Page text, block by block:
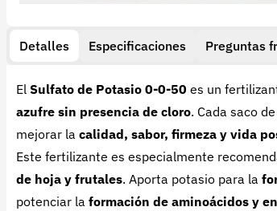
Detalles Especificaciones Preguntas
El Sulfato de Potasio 0-0-50 es un
azufre sin presencia de cloro. Cada saco de
mejorar la calidad, sabor, firmeza y vida
Este fertilizante es especialmente
de hoja y frutales. Aporta potasio para la
potenciar la formación de aminoácidos y